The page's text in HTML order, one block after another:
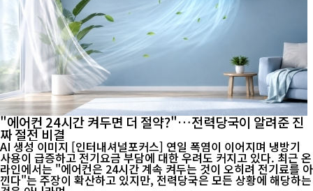
"에어컨 24시간 켜두면 더 절약?"…전력당국이 알려준 진
짜 절전 비결
AI 생성 이미지 [인터내셔널포커스] 연일 폭염이 이어지며 냉방기
사용이 급증하고 전기요금 부담에 대한 우려도 커지고 있다. 최근 온
라인에서는 "에어컨은 24시간 계속 켜두는 것이 오히려 전기료를 아
낀다"는 주장이 확산하고 있지만, 전력당국은 모든 상황에 해당하는